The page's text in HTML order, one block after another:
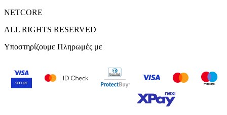
NETCORE
ALL RIGHTS RESERVED
Υποστηρίζουμε Πληρωμές με